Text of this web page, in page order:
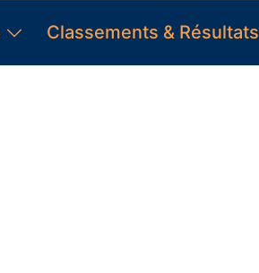
Classements & Résultats